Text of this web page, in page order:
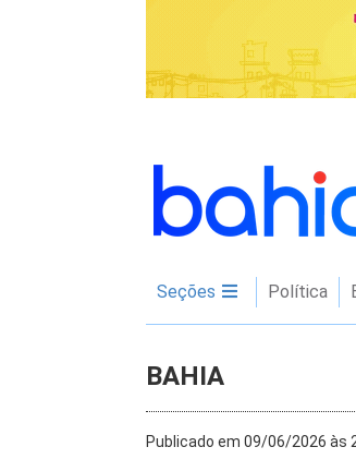
Seções Política
BAHIA
Publicado em 09/06/2026 às